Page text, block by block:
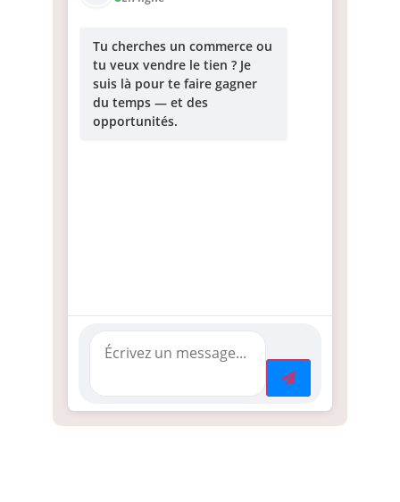
Tu cherches un commerce ou
tu veux vendre le tien ? Je
suis là pour te faire gagner
du temps — et des
opportunités.